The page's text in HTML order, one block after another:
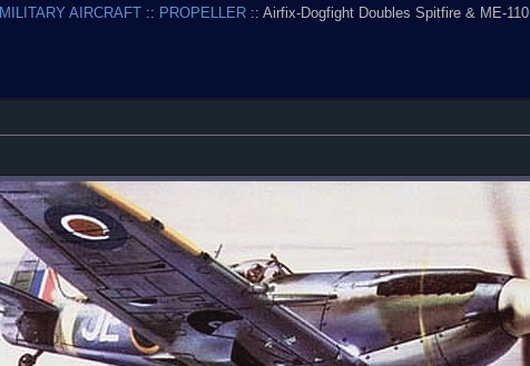
MILITARY AIRCRAFT :: PROPELLER :: Airfix-Dogfight Doubles Spitfire & ME-110